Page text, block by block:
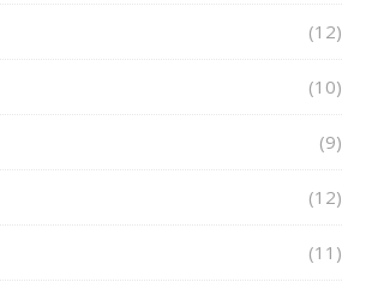
(12)
(10)
(9)
(12)
(11)